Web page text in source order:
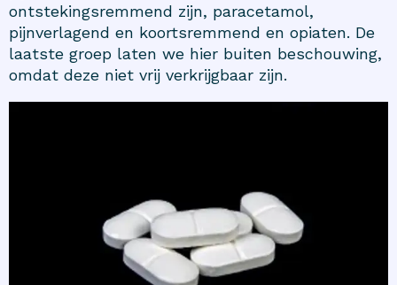
ontstekingsremmend zijn, paracetamol,
pijnverlagend en koortsremmend en opiaten. De
laatste groep laten we hier buiten beschouwing,
omdat deze niet vrij verkrijgbaar zijn.